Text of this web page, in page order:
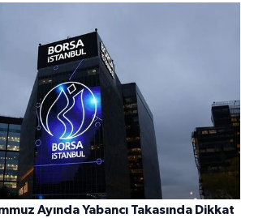
Ayında Yabancı Takasında Dikkat